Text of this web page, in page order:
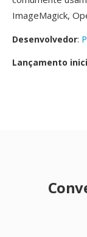
ImageMagick,
Desenvolvedor:
Lançamento